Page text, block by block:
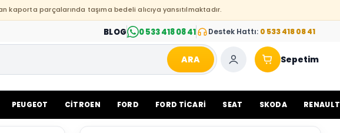
kaporta parçalarında taşıma bedeli alıcıya yansıtılmaktadır.
BLOG 0 533 418 08 41 Destek Hattı: 0 533 418 08 41
ARA Sepetim
PEUGEOT CİTROEN FORD FORD TİCARİ SEAT SKODA RENAULT